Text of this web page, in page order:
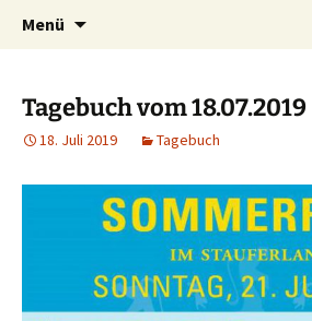
Timo Bader
Willkommen im Reich der
Menü
Tagebuch vom 18.07.2019
18. Juli 2019 Tagebuch